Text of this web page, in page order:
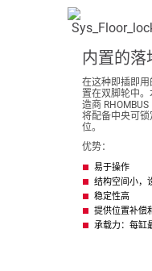
内置的落
在这种即插即
置在双脚轮中。
造商
将配备中央可
位。
优势：
易于操作
结构空间小，
稳定性高
提供位置补偿
承载力：每缸